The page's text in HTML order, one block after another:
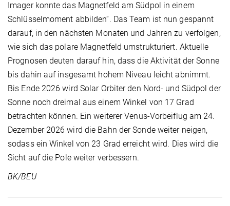
Imager konnte das Magnetfeld am Südpol in einem
Schlüsselmoment abbilden“. Das Team ist nun gespannt
darauf, in den nächsten Monaten und Jahren zu verfolgen,
wie sich das polare Magnetfeld umstrukturiert. Aktuelle
Prognosen deuten darauf hin, dass die Aktivität der Sonne
bis dahin auf insgesamt hohem Niveau leicht abnimmt.
Bis Ende 2026 wird Solar Orbiter den Nord- und Südpol der
Sonne noch dreimal aus einem Winkel von 17 Grad
betrachten können. Ein weiterer Venus-Vorbeiflug am 24.
Dezember 2026 wird die Bahn der Sonde weiter neigen,
sodass ein Winkel von 23 Grad erreicht wird. Dies wird die
Sicht auf die Pole weiter verbessern.
BK/BEU